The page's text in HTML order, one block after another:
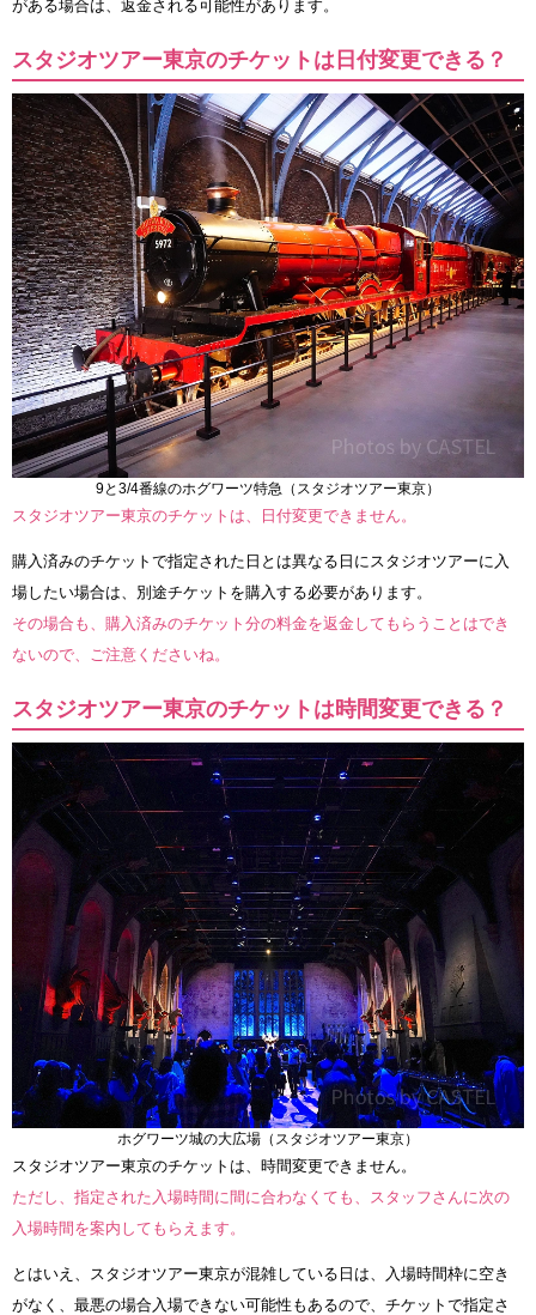
がある場合は、返金される可能性があります。
スタジオツアー東京のチケットは日付変更できる？
9と3/4番線のホグワーツ特急（スタジオツアー東京）
スタジオツアー東京のチケットは、日付変更できません。
購入済みのチケットで指定された日とは異なる日にスタジオツアーに入
場したい場合は、別途チケットを購入する必要があります。
その場合も、購入済みのチケット分の料金を返金してもらうことはでき
ないので、ご注意くださいね。
スタジオツアー東京のチケットは時間変更できる？
ホグワーツ城の大広場（スタジオツアー東京）
スタジオツアー東京のチケットは、時間変更できません。
ただし、指定された入場時間に間に合わなくても、スタッフさんに次の
入場時間を案内してもらえます。
とはいえ、スタジオツアー東京が混雑している日は、入場時間枠に空き
がなく、最悪の場合入場できない可能性もあるので、チケットで指定さ